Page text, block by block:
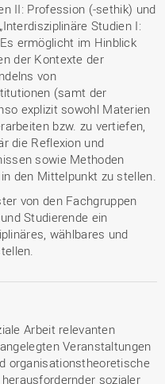
II: Profession (-sethik) und
Studien I:
ermöglicht im Hinblick
der Kontexte der
von
(samt der
explizit sowohl Materien
bzw. zu vertiefen,
die Reflexion und
sowie Methoden
den Mittelpunkt zu stellen.
von den Fachgruppen
Studierende ein
wählbares und
Arbeit relevanten
Veranstaltungen
organisationstheoretische
sozialer